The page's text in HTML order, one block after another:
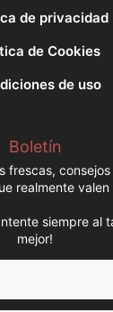
de privacidad
de Cookies
de uso
Boletín
frescas,
realmente valen
siempre al
mejor!